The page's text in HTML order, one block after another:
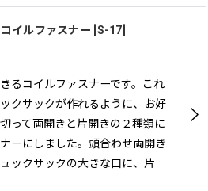
イルファスナー S-17
るコイルファスナーです。これ
クサックが作れるように、お好
って両開きと片開きの２種類に
ーにしました。頭合わせ両開き
ックサックの大きな口に、片